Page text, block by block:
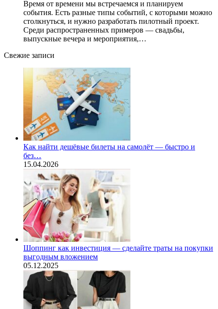
Время от времени мы встречаемся и планируем
события. Есть разные типы событий, с которыми можно
столкнуться, и нужно разработать пилотный проект.
Среди распространенных примеров — свадьбы,
выпускные вечера и мероприятия,…
Свежие записи
Как найти дешёвые билеты на самолёт — быстро и
без…
15.04.2026
Шоппинг как инвестиция — сделайте траты на покупки
выгодным вложением
05.12.2025